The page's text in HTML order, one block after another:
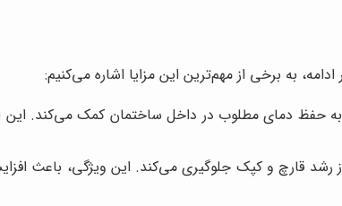
به برخی از مهم‌ترین این مزایا اشاره می‌کنیم:
به حفظ دمای مطلوب در داخل ساختمان کمک می‌کند. این
رشد قارچ و کپک جلوگیری می‌کند. این ویژگی، باعث